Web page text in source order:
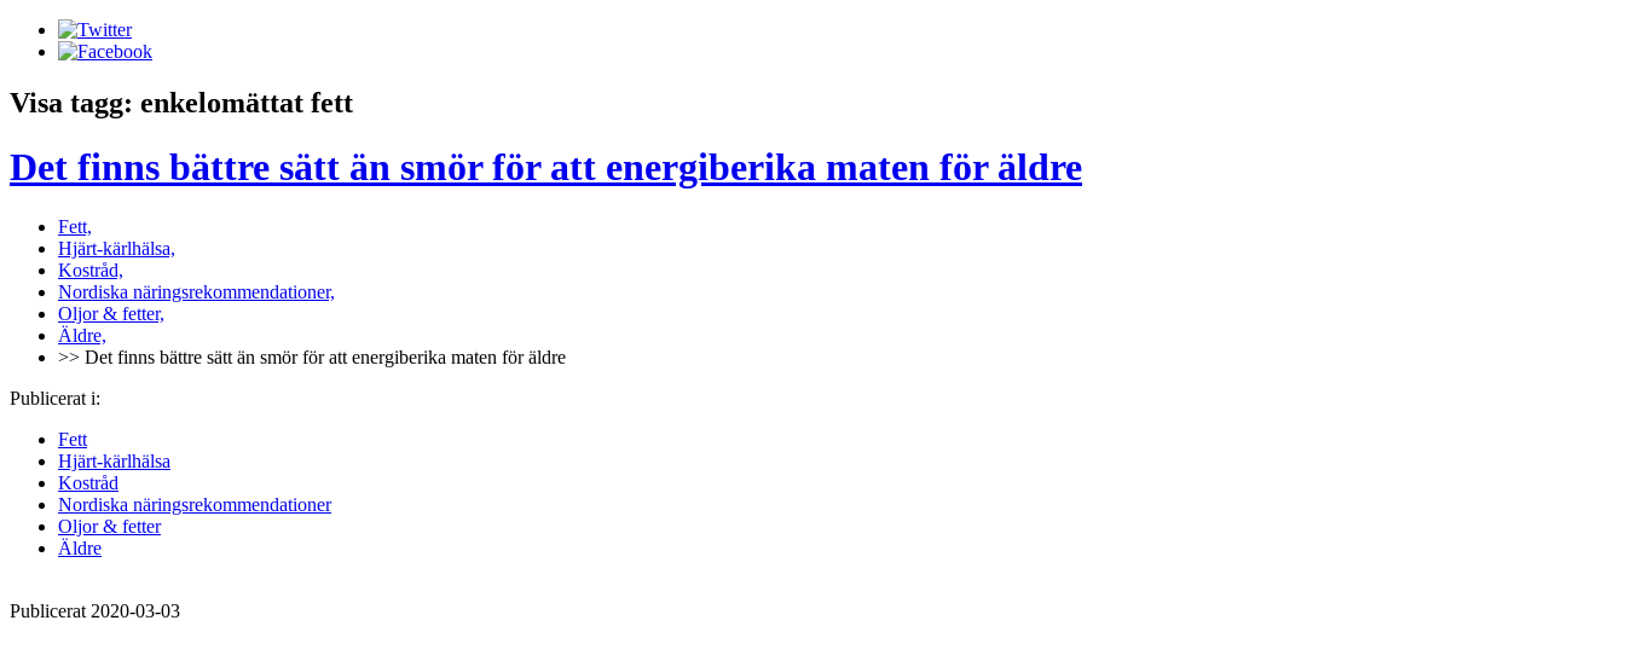
Visa tagg: enkelomättat fett
Det finns bättre sätt än smör för att energiberika maten för äldre
Fett,
Hjärt-kärlhälsa,
Kostråd,
Nordiska näringsrekommendationer,
Oljor & fetter,
Äldre,
>> Det finns bättre sätt än smör för att energiberika maten för äldre
Publicerat i:
Fett
Hjärt-kärlhälsa
Kostråd
Nordiska näringsrekommendationer
Oljor & fetter
Äldre
Publicerat 2020-03-03